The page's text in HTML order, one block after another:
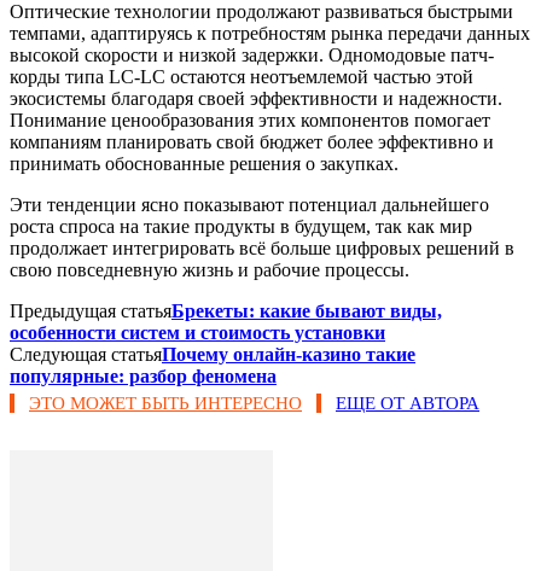
Оптические технологии продолжают развиваться быстрыми
темпами, адаптируясь к потребностям рынка передачи данных
высокой скорости и низкой задержки. Одномодовые патч-
корды типа LC-LC остаются неотъемлемой частью этой
экосистемы благодаря своей эффективности и надежности.
Понимание ценообразования этих компонентов помогает
компаниям планировать свой бюджет более эффективно и
принимать обоснованные решения о закупках.
Эти тенденции ясно показывают потенциал дальнейшего
роста спроса на такие продукты в будущем, так как мир
продолжает интегрировать всё больше цифровых решений в
свою повседневную жизнь и рабочие процессы.
Предыдущая статьяБрекеты: какие бывают виды,
особенности систем и стоимость установки
Следующая статьяПочему онлайн-казино такие
популярные: разбор феномена
ЭТО МОЖЕТ БЫТЬ ИНТЕРЕСНО ЕЩЕ ОТ АВТОРА